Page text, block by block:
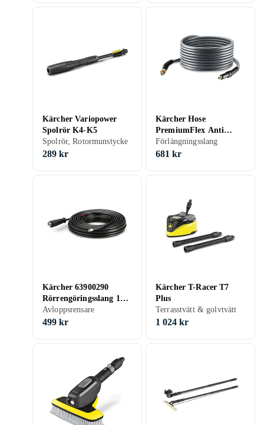
Kärcher Variopower
Spolrör K4-K5
Spolrör, Rotormunstycke
289 kr
Kärcher Hose
PremiumFlex Anti
Twist
Förlängningsslang
681 kr
Kärcher 63900290
Rörrengöringsslang 120
bar, M22 30 m
Avloppsrensare
499 kr
Kärcher T-Racer T7
Plus
Terrasstvätt & golvtvätt
1 024 kr